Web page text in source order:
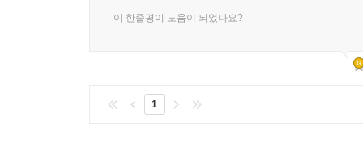
이 한줄평이 도움이 되었나요?
1